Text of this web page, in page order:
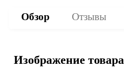
Обзор Отзывы
Изображение товара